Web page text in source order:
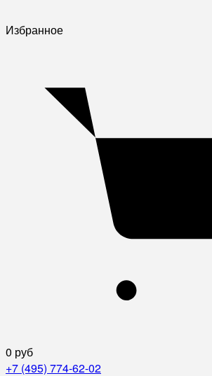
Избранное
0 руб
+7 (495) 774-62-02